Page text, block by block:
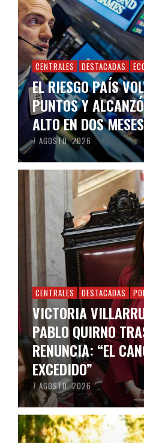
CENTRALES DESTACADAS
EL RIESGO PAÍS
PUNTOS Y
ALTO EN DOS MESES
7 AGOSTO, 2026
CENTRALES DESTACADAS
VICTORIA
PABLO QUIRNO
RENUNCIA: “EL
EXCEDIDO”
7 AGOSTO, 2026